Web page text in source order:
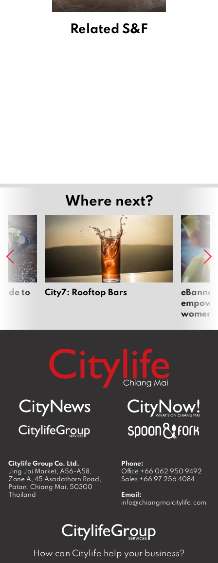
Related S&F
Where next?
to City7: Rooftop Bars
women
Citylife Group Co. Ltd.
Jing Jai Market, A56-A58,
Zone A, 45 Asadathorn Road,
Patan, Chiang Mai, 50300
Thailand
Phone:
Office +66 062 950 9492
Sales +66 97 256 4084
Email:
info@chiangmaicitylife.com
How can Citylife help your business?